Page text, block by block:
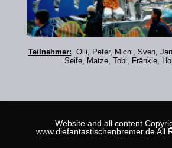
Teilnehmer: Olli, Peter, Michi, Sven,
Seife, Matze, Tobi, Fränkie,
Website and all content
www.diefantastischenbremer.de All